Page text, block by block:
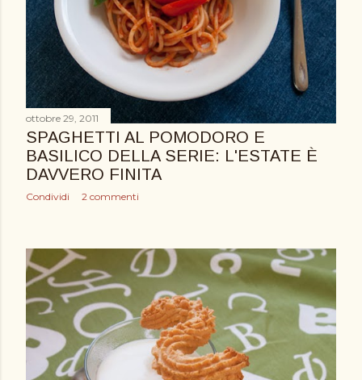
ottobre 29, 2011
SPAGHETTI AL POMODORO E
BASILICO DELLA SERIE: L'ESTATE È
DAVVERO FINITA
Condividi 2 commenti